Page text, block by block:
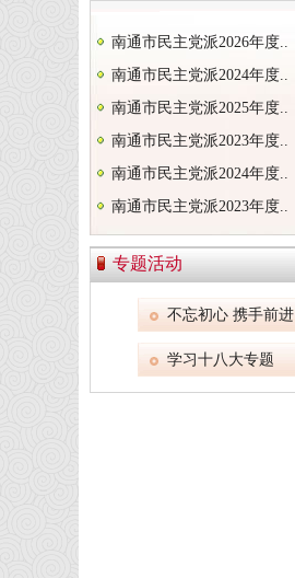
南通市民主党派2026年度..
南通市民主党派2024年度..
南通市民主党派2025年度..
南通市民主党派2023年度..
南通市民主党派2024年度..
南通市民主党派2023年度..
专题活动
不忘初心 携手前进
学习十八大专题